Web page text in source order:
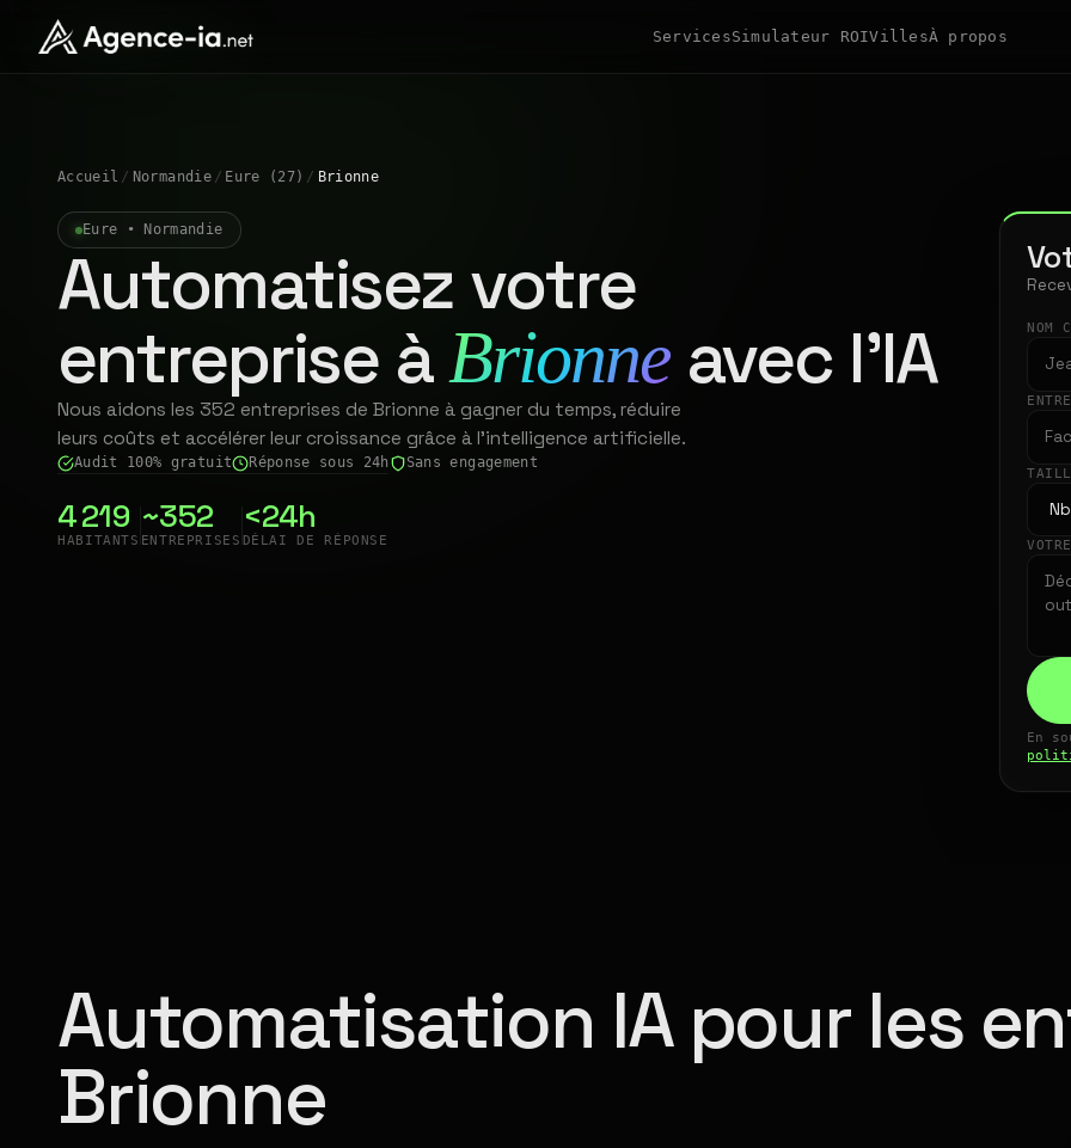
ServicesSimulateur ROIVillesÀ propos
Accueil / Normandie / Eure (27) / Brionne
Eure • Normandie
Automatisez votre
entreprise àBrionneavec l'IA
Nous aidons les 352 entreprises de Brionne à gagner du temps, réduire
leurs coûts et accélérer leur croissance grâce à l'intelligence artificielle.
Audit 100% gratuit Réponse sous 24h Sans engagement
4 219
HABITANTS
~352
ENTREPRISES
<24h
DÉLAI DE RÉPONSE
NOM
En
Automatisation IA pour les
Brionne